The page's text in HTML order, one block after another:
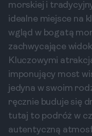
morskiej i
idealne miejsce na
wgląd w bogatą
zachwycające
Kluczowymi
imponujący most
jedyna w swoim
ręcznie buduje się
tutaj to podróż w
autentyczną